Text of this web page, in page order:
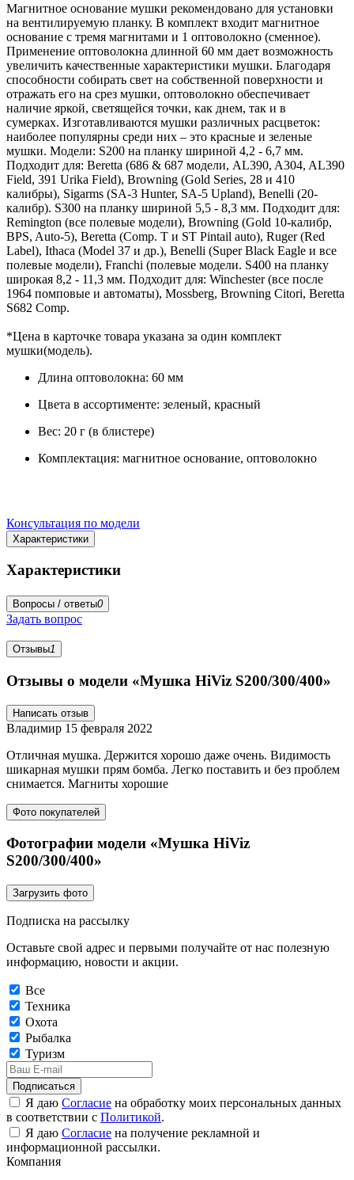
Магнитное основание мушки рекомендовано для установки
на вентилируемую планку. В комплект входит магнитное
основание с тремя магнитами и 1 оптоволокно (сменное).
Применение оптоволокна длинной 60 мм дает возможность
увеличить качественные характеристики мушки. Благодаря
способности собирать свет на собственной поверхности и
отражать его на срез мушки, оптоволокно обеспечивает
наличие яркой, светящейся точки, как днем, так и в
сумерках. Изготавливаются мушки различных расцветок:
наиболее популярны среди них – это красные и зеленые
мушки. Модели: S200 на планку шириной 4,2 - 6,7 мм.
Подходит для: Beretta (686 & 687 модели, AL390, A304, AL390
Field, 391 Urika Field), Browning (Gold Series, 28 и 410
калибры), Sigarms (SA-3 Hunter, SA-5 Upland), Benelli (20-
калибр). S300 на планку шириной 5,5 - 8,3 мм. Подходит для:
Remington (все полевые модели), Browning (Gold 10-калибр,
BPS, Auto-5), Beretta (Comp. T и ST Pintail auto), Ruger (Red
Label), Ithaca (Model 37 и др.), Benelli (Super Black Eagle и все
полевые модели), Franchi (полевые модели. S400 на планку
широкая 8,2 - 11,3 мм. Подходит для: Winchester (все после
1964 помповые и автоматы), Mossberg, Browning Citori, Beretta
S682 Comp.
*Цена в карточке товара указана за один комплект
мушки(модель).
Длина оптоволокна: 60 мм
Цвета в ассортименте: зеленый, красный
Вес: 20 г (в блистере)
Комплектация: магнитное основание, оптоволокно
Консультация по модели
Характеристики
Характеристики
Вопросы / ответы0
Задать вопрос
Отзывы1
Отзывы о модели «Мушка HiViz S200/300/400»
Написать отзыв
Владимир 15 февраля 2022
Отличная мушка. Держится хорошо даже очень. Видимость
шикарная мушки прям бомба. Легко поставить и без проблем
снимается. Магниты хорошие
Фото покупателей
Фотографии модели «Мушка HiViz
S200/300/400»
Загрузить фото
Подписка на рассылку
Оставьте свой адрес и первыми получайте от нас полезную
информацию, новости и акции.
Все
Техника
Охота
Рыбалка
Туризм
Подписаться
Я даю Согласие на обработку моих персональных данных
в соответствии с Политикой.
Я даю Согласие на получение рекламной и
информационной рассылки.
Компания